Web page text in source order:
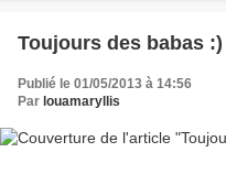
Toujours des babas :)
Publié le 01/05/2013 à 14:56
Par louamaryllis